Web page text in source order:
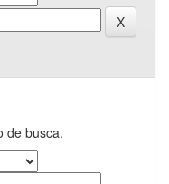
de busca.